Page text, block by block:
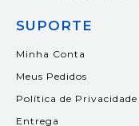
SUPORTE
Minha Conta
Meus Pedidos
Política de Privacidade
Entrega